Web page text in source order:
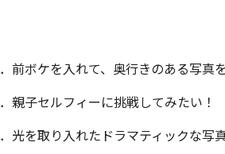
前ボケを入れて、奥行きのある写真
親子セルフィーに挑戦してみたい！
光を取り入れたドラマティックな写